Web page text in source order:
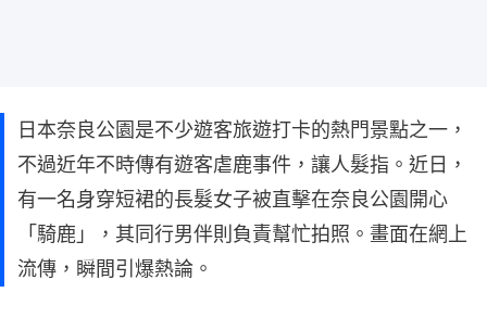
日本奈良公園是不少遊客旅遊打卡的熱門景點之一，
不過近年不時傳有遊客虐鹿事件，讓人髮指。近日，
有一名身穿短裙的長髮女子被直擊在奈良公園開心
「騎鹿」，其同行男伴則負責幫忙拍照。畫面在網上
流傳，瞬間引爆熱論。